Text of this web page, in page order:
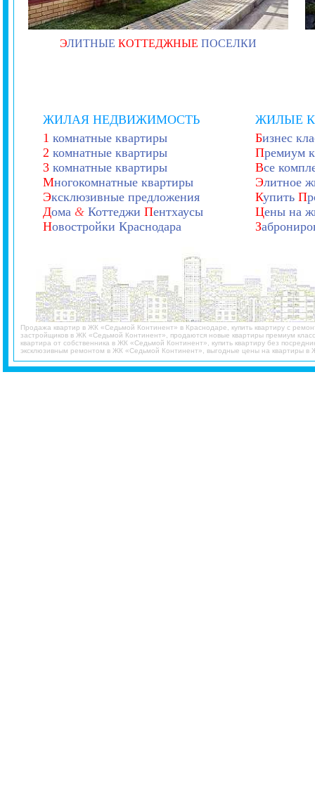
ЭЛИТНЫЕ КОТТЕДЖНЫЕ ПОСЕЛКИ
ЖИЛАЯ НЕДВИЖИМОСТЬ
1 комнатные квартиры
2 комнатные квартиры
3 комнатные квартиры
Многокомнатные квартиры
Эксклюзивные предложения
Дома& Коттеджи Пентхаусы
Новостройки Краснодара
ЖИЛЫЕ
Бизнес
Премиум
Все
Элитное
Купить П
Цены на
З
Продажа квартир в ЖК «Седьмой Континент» в Краснодаре, купить квартиру с
застройщиков в ЖК «Седьмой Континент», продаются новые квартиры премиум
квартира от собственника в ЖК «Седьмой Континент», купить квартиру без
эксклюзивным ремонтом в ЖК «Седьмой Континент», выгодные цены на квартиры